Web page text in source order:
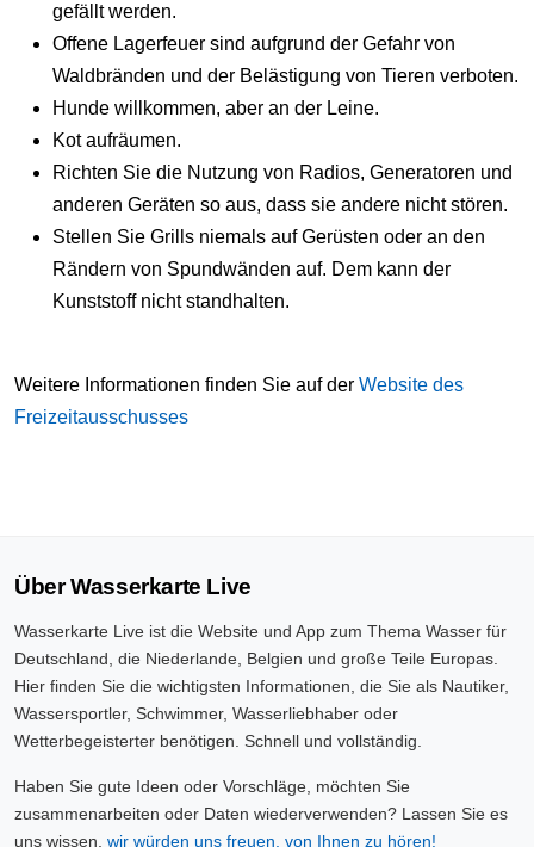
gefällt werden.
Offene Lagerfeuer sind aufgrund der Gefahr von
Waldbränden und der Belästigung von Tieren verboten.
Hunde willkommen, aber an der Leine.
Kot aufräumen.
Richten Sie die Nutzung von Radios, Generatoren und
anderen Geräten so aus, dass sie andere nicht stören.
Stellen Sie Grills niemals auf Gerüsten oder an den
Rändern von Spundwänden auf. Dem kann der
Kunststoff nicht standhalten.
Weitere Informationen finden Sie auf der Website des
Freizeitausschusses
Über Wasserkarte Live
Wasserkarte Live ist die Website und App zum Thema Wasser für
Deutschland, die Niederlande, Belgien und große Teile Europas.
Hier finden Sie die wichtigsten Informationen, die Sie als Nautiker,
Wassersportler, Schwimmer, Wasserliebhaber oder
Wetterbegeisterter benötigen. Schnell und vollständig.
Haben Sie gute Ideen oder Vorschläge, möchten Sie
zusammenarbeiten oder Daten wiederverwenden? Lassen Sie es
uns wissen, wir würden uns freuen, von Ihnen zu hören!